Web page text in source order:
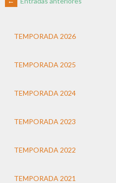
TEMPORADA 2026
TEMPORADA 2025
TEMPORADA 2024
TEMPORADA 2023
TEMPORADA 2022
TEMPORADA 2021